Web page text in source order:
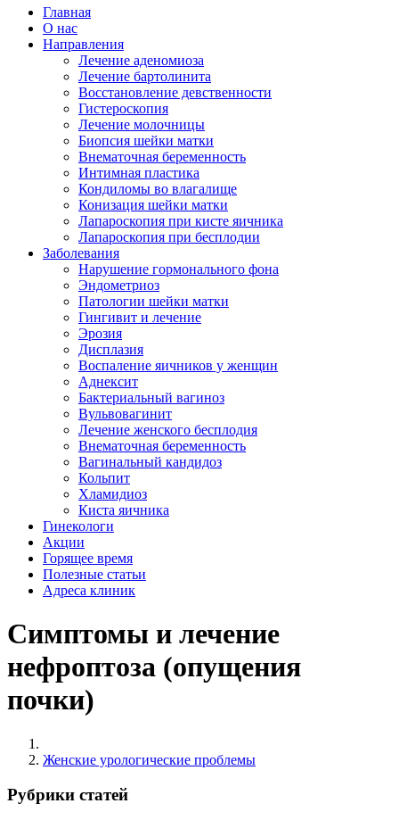
Главная
О нас
Направления
Лечение аденомиоза
Лечение бартолинита
Восстановление девственности
Гистероскопия
Лечение молочницы
Биопсия шейки матки
Внематочная беременность
Интимная пластика
Кондиломы во влагалище
Конизация шейки матки
Лапароскопия при кисте яичника
Лапароскопия при бесплодии
Заболевания
Нарушение гормонального фона
Эндометриоз
Патологии шейки матки
Гингивит и лечение
Эрозия
Дисплазия
Воспаление яичников у женщин
Аднексит
Бактериальный вагиноз
Вульвовагинит
Лечение женского бесплодия
Внематочная беременность
Вагинальный кандидоз
Кольпит
Хламидиоз
Киста яичника
Гинекологи
Акции
Горящее время
Полезные статьи
Адреса клиник
Симптомы и лечение
нефроптоза (опущения
почки)
Женские урологические проблемы
Рубрики статей